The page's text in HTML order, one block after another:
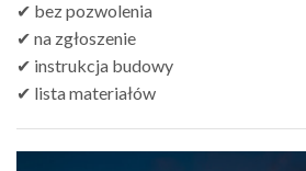
✔ bez pozwolenia
✔ na zgłoszenie
✔ instrukcja budowy
✔ lista materiałów